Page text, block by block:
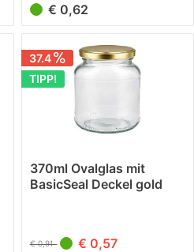
€ 0,62
37.4
TIPP!
370ml Ovalglas mit
BasicSeal Deckel gold
€ 0,91 € 0,57